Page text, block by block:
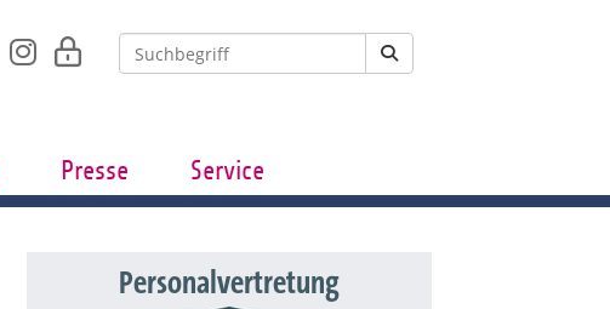
Presse Service
Personalvertretung